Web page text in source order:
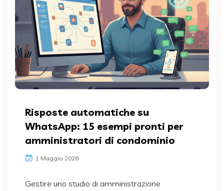
Risposte automatiche su
WhatsApp: 15 esempi pronti per
amministratori di condominio
1 Maggio 2026
Gestire uno studio di amministrazione